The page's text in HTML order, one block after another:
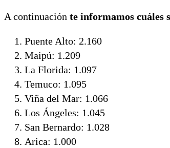
A continuación te informamos cuáles
Puente Alto: 2.160
Maipú: 1.209
La Florida: 1.097
Temuco: 1.095
Viña del Mar: 1.066
Los Ángeles: 1.045
San Bernardo: 1.028
Arica: 1.000